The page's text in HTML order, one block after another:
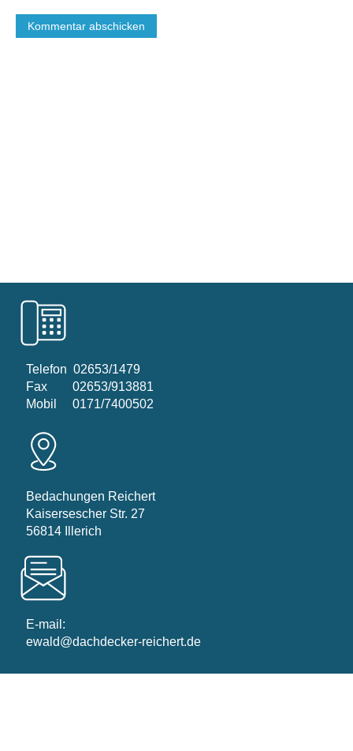
Telefon 02653/1479
Fax 02653/913881
Mobil 0171/7400502
Bedachungen Reichert
Kaisersescher Str. 27
56814 Illerich
E-mail:
ewald@dachdecker-reichert.de